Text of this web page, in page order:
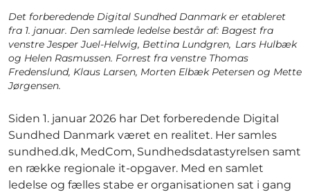
Det forberedende Digital Sundhed Danmark er etableret
fra 1. januar. Den samlede ledelse består af: Bagest fra
venstre Jesper Juel-Helwig, Bettina Lundgren, Lars Hulbæk
og Helen Rasmussen. Forrest fra venstre Thomas
Fredenslund, Klaus Larsen, Morten Elbæk Petersen og Mette
Jørgensen.
Siden 1. januar 2026 har Det forberedende Digital
Sundhed Danmark været en realitet. Her samles
sundhed.dk, MedCom, Sundhedsdatastyrelsen samt
en række regionale it-opgaver. Med en samlet
ledelse og fælles stabe er organisationen sat i gang